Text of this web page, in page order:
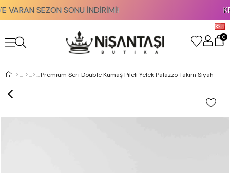
SEZON SONU İNDİRİMİ!
0
Premium Seri Double Kumaş Pileli Yelek Palazzo Takım Siyah